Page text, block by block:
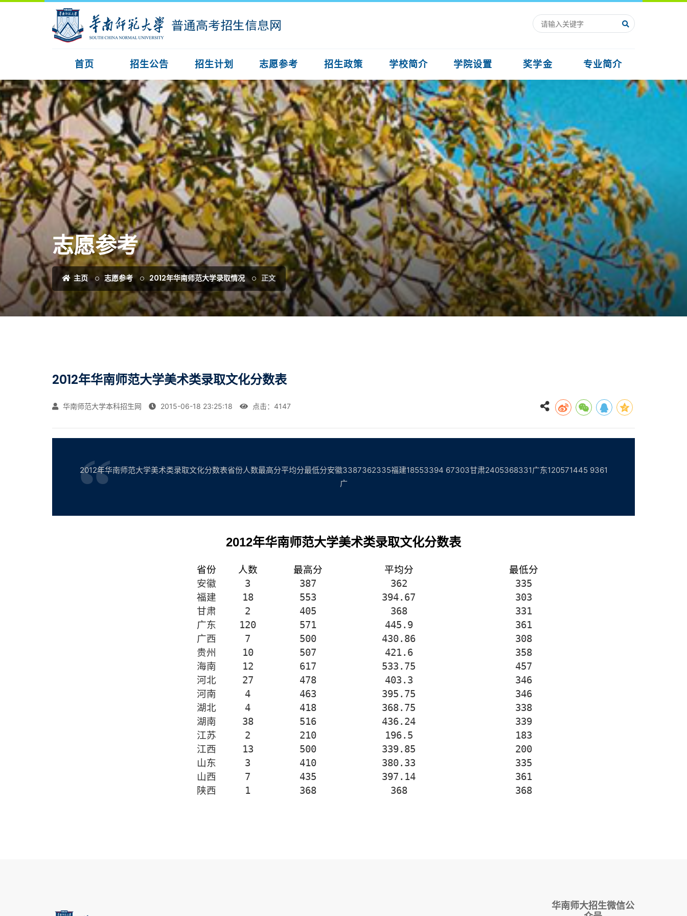
首页 招生公告 招生计划 志愿参考 招生政策 学校简介 学院设置 奖学金 专业简介
志愿参考
主页 志愿参考 2012年华南师范大学录取情况 正文
2012年华南师范大学美术类录取文化分数表
华南师范大学本科招生网 2015-06-18 23:25:18 点击： 4147
2012年华南师范大学美术类录取文化分数表省份人数最高分平均分最低分安徽3387362335福建18553394 67303甘肃2405368331广东120571445 9361
广
2012年华南师范大学美术类录取文化分数表
省份 人数 最高分 平均分
最低分
安徽
3 387 362
335
福建
18 553 394.67
303
甘肃
2 405 368
331
广东
120 571 445.9
361
广西
7 500 430.86
308
贵州
10 507 421.6
358
海南
12 617 533.75
457
河北
27 478 403.3
346
河南
4 463 395.75
346
湖北
4 418 368.75
338
湖南
38 516 436.24
339
江苏
2 210 196.5
183
江西
13 500 339.85
200
山东
3 410 380.33
335
山西
7 435 397.14
361
陕西
1 368 368 368
华南师大招生微信公